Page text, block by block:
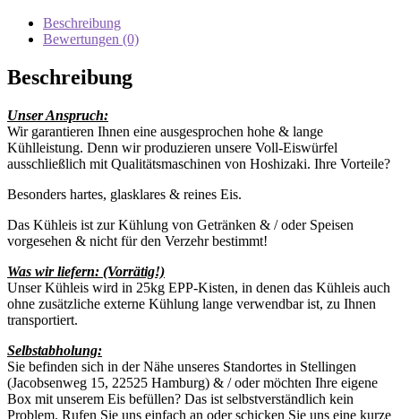
Beschreibung
Bewertungen (0)
Beschreibung
Unser Anspruch:
Wir garantieren Ihnen eine ausgesprochen hohe & lange
Kühlleistung. Denn wir produzieren unsere Voll-Eiswürfel
ausschließlich mit Qualitätsmaschinen von Hoshizaki. Ihre Vorteile?
Besonders hartes, glasklares & reines Eis.
Das Kühleis ist zur Kühlung von Getränken & / oder Speisen
vorgesehen & nicht für den Verzehr bestimmt!
Was wir liefern: (Vorrätig!)
Unser Kühleis wird in 25kg EPP-Kisten, in denen das Kühleis auch
ohne zusätzliche externe Kühlung lange verwendbar ist, zu Ihnen
transportiert.
Selbstabholung:
Sie befinden sich in der Nähe unseres Standortes in Stellingen
(Jacobsenweg 15, 22525 Hamburg) & / oder möchten Ihre eigene
Box mit unserem Eis befüllen? Das ist selbstverständlich kein
Problem. Rufen Sie uns einfach an oder schicken Sie uns eine kurze